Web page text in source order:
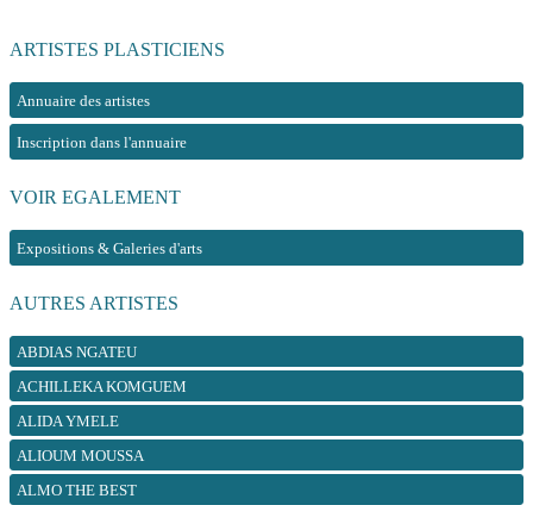
ARTISTES PLASTICIENS
Annuaire des artistes
Inscription dans l'annuaire
VOIR EGALEMENT
Expositions & Galeries d'arts
AUTRES ARTISTES
ABDIAS NGATEU
ACHILLEKA KOMGUEM
ALIDA YMELE
ALIOUM MOUSSA
ALMO THE BEST